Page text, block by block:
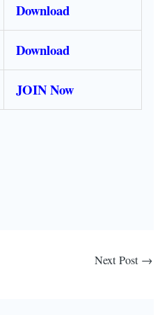
Download
Download
JOIN Now
Next Post →